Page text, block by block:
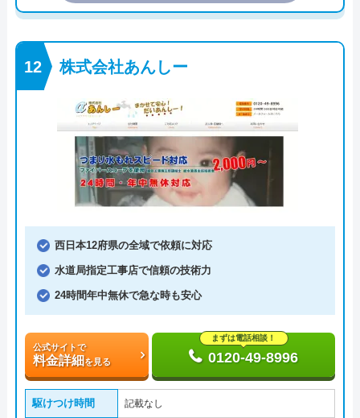
株式会社あんしー
西日本12府県の全域で依頼に対応
水道局指定工事店で信頼の技術力
24時間年中無休で急な時も安心
公式サイトで
料金詳細を見る
まずは電話相談！
0120-49-8996
駆けつけ時間 記載なし